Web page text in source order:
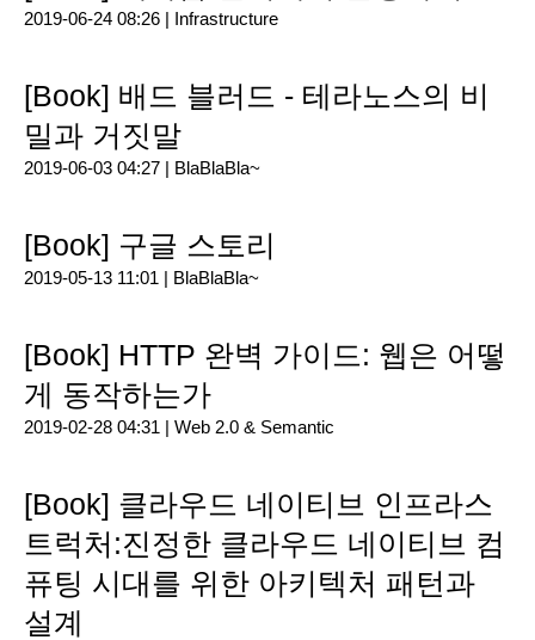
2019-06-24 08:26 | Infrastructure
[Book] 배드 블러드 - 테라노스의 비
밀과 거짓말
2019-06-03 04:27 | BlaBlaBla~
[Book] 구글 스토리
2019-05-13 11:01 | BlaBlaBla~
[Book] HTTP 완벽 가이드: 웹은 어떻
게 동작하는가
2019-02-28 04:31 | Web 2.0 & Semantic
[Book] 클라우드 네이티브 인프라스
트럭처:진정한 클라우드 네이티브 컴
퓨팅 시대를 위한 아키텍처 패턴과
설계